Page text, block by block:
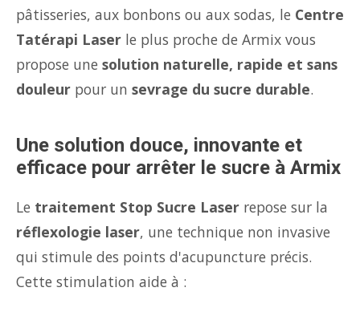
pâtisseries, aux bonbons ou aux sodas, le Centre
Tatérapi Laser le plus proche de Armix vous
propose une solution naturelle, rapide et sans
douleur pour un sevrage du sucre durable.
Une solution douce, innovante et
efficace pour arrêter le sucre à Armix
Le traitement Stop Sucre Laser repose sur la
réflexologie laser, une technique non invasive
qui stimule des points d'acupuncture précis.
Cette stimulation aide à :